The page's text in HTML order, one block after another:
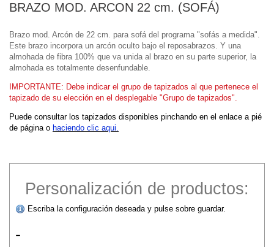
BRAZO MOD. ARCON 22 cm. (SOFÁ)
Brazo mod. Arcón de 22 cm. para sofá del programa "sofás a medida".
Este brazo incorpora un arcón oculto bajo el reposabrazos. Y una
almohada de fibra 100% que va unida al brazo en su parte superior, la
almohada es totalmente desenfundable.
IMPORTANTE: Debe indicar el grupo de tapizados al que pertenece el
tapizado de su elección en el desplegable "Grupo de tapizados".
Puede consultar los tapizados disponibles pinchando en el enlace a pié
de página o haciendo clic aqui.
Personalización de productos:
Escriba la configuración deseada y pulse sobre guardar.
-